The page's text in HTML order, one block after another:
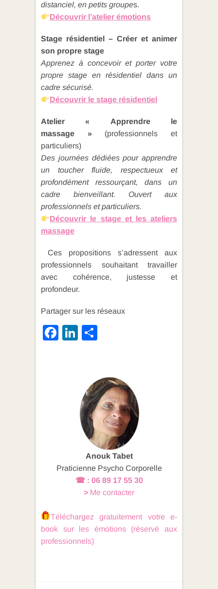
distanciel, en petits groupes.
Découvrir l’atelier émotions
Stage résidentiel – Créer et animer
son propre stage
Apprenez à concevoir et porter votre
propre stage en résidentiel dans un
cadre sécurisé.
Découvrir le stage résidentiel
Atelier « Apprendre le
massage » (professionnels et
particuliers)
Des journées dédiées pour apprendre
un toucher fluide, respectueux et
profondément ressourçant, dans un
cadre bienveillant. Ouvert aux
professionnels et particuliers.
Découvrir le stage et les ateliers
massage
Ces propositions s’adressent aux
professionnels souhaitant travailler
avec cohérence, justesse et
profondeur.
Partager sur les réseaux
F
Li
dI
n
g
er
Anouk Tabet
Praticienne Psycho Corporelle
☎ : 06 89 17 55 30
> Me contacter
Téléchargez gratuitement votre e-
book sur les émotions
(réservé aux
professionnels)